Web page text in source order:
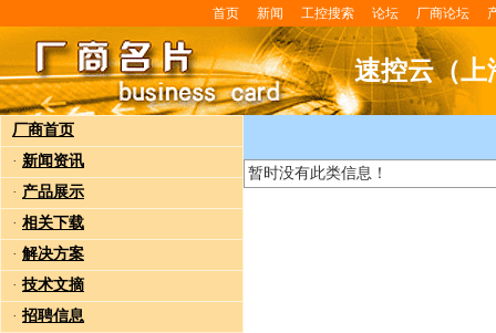
首页 新闻 工控搜索 论坛 厂商论坛
速控云（上
厂商首页
· 新闻资讯
· 产品展示
· 相关下载
· 解决方案
· 技术文摘
· 招聘信息
暂时没有此类信息！